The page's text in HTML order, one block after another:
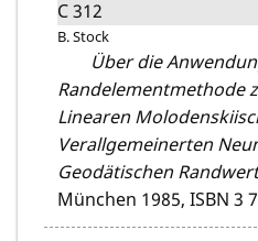
C 312
B. Stock
Über die
Randelementmethode
Linearen
Verallgemeinerten
Geodätischen
München 1985, ISBN 3